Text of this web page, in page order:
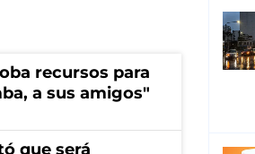
recursos para
a sus amigos"
que será